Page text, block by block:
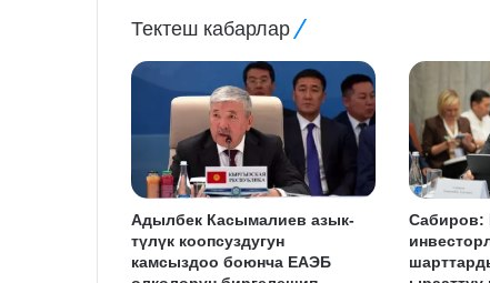
Тектеш кабарлар
Адылбек Касымалиев азык-
түлүк коопсуздугун
камсыздоо боюнча ЕАЭБ
Сабиров: